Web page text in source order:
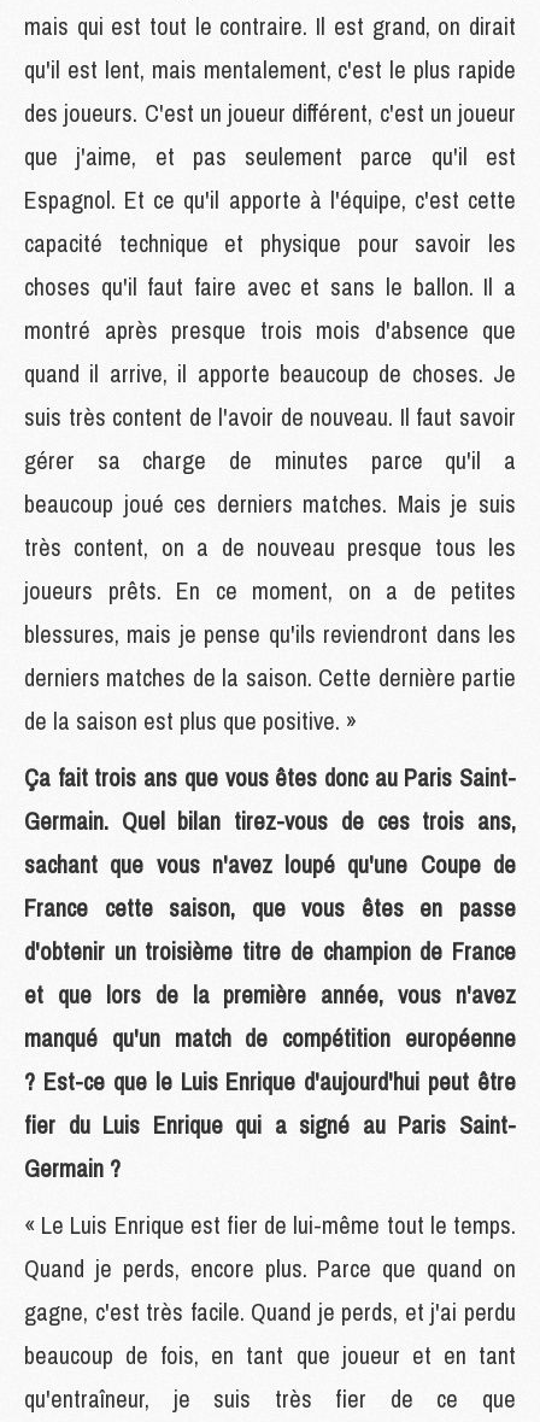
mais qui est tout le contraire. Il est grand, on dirait
qu'il est lent, mais mentalement, c'est le plus rapide
des joueurs. C'est un joueur différent, c'est un joueur
que j'aime, et pas seulement parce qu'il est
Espagnol. Et ce qu'il apporte à l'équipe, c'est cette
capacité technique et physique pour savoir les
choses qu'il faut faire avec et sans le ballon. Il a
montré après presque trois mois d'absence que
quand il arrive, il apporte beaucoup de choses. Je
suis très content de l'avoir de nouveau. Il faut savoir
gérer sa charge de minutes parce qu'il a
beaucoup joué ces derniers matches. Mais je suis
très content, on a de nouveau presque tous les
joueurs prêts. En ce moment, on a de petites
blessures, mais je pense qu'ils reviendront dans les
derniers matches de la saison. Cette dernière partie
de la saison est plus que positive. »
Ça fait trois ans que vous êtes donc au Paris Saint-
Germain. Quel bilan tirez-vous de ces trois ans,
sachant que vous n'avez loupé qu'une Coupe de
France cette saison, que vous êtes en passe
d'obtenir un troisième titre de champion de France
et que lors de la première année, vous n'avez
manqué qu'un match de compétition européenne
? Est-ce que le Luis Enrique d'aujourd'hui peut être
fier du Luis Enrique qui a signé au Paris Saint-
Germain ?
« Le Luis Enrique est fier de lui-même tout le temps.
Quand je perds, encore plus. Parce que quand on
gagne, c'est très facile. Quand je perds, et j'ai perdu
beaucoup de fois, en tant que joueur et en tant
qu'entraîneur, je suis très fier de ce que